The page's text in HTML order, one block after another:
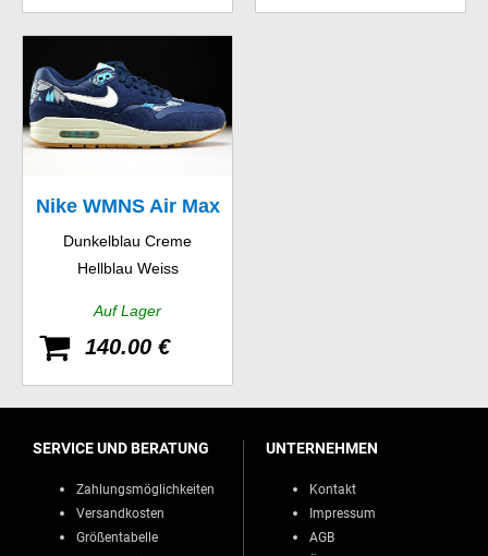
Nike WMNS Air Max
1 Print
Dunkelblau Creme
Hellblau Weiss
Auf Lager
140.00 €
SERVICE UND BERATUNG
Zahlungsmöglichkeiten
Versandkosten
Größentabelle
UNTERNEHMEN
Kontakt
Impressum
AGB